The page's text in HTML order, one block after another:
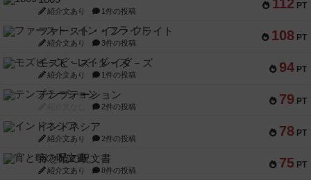
112 PT
紹介文あり 1件の投稿
108 PT
ファースト・イン・フライト
紹介文あり 3件の投稿
94 PT
モズビ－ズ・レイダ－ズ
紹介文あり 1件の投稿
79 PT
テンプテーション
2件の投稿
78 PT
インドネシア
紹介文あり 2件の投稿
75 PT
宵と暁の呪文書
紹介文あり 8件の投稿